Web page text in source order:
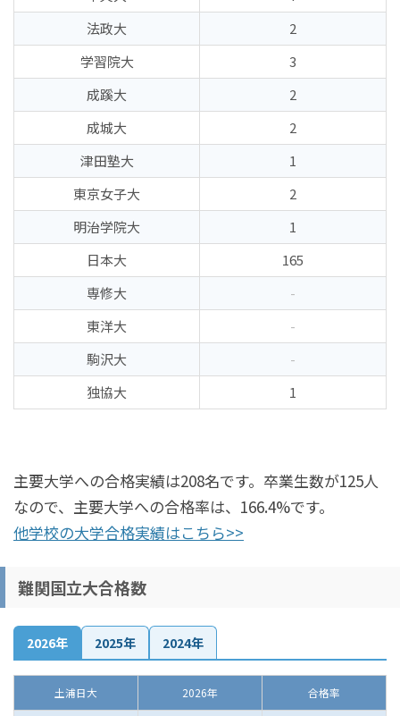
法政大
2
学習院大
3
成蹊大
2
成城大
2
津田塾大
1
東京女子大
2
明治学院大
1
日本大
165
専修大
-
東洋大
-
駒沢大
-
独協大
1
主要大学への合格実績は208名です。卒業生数が125人
なので、主要大学への合格率は、166.4%です。
他学校の大学合格実績はこちら>>
難関国立大合格数
2026年 2025年 2024年
土浦日大 2026年 合格率